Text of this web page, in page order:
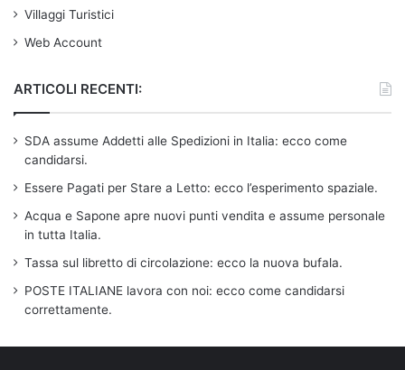
Villaggi Turistici
Web Account
ARTICOLI RECENTI:
SDA assume Addetti alle Spedizioni in Italia: ecco come
candidarsi.
Essere Pagati per Stare a Letto: ecco l’esperimento spaziale.
Acqua e Sapone apre nuovi punti vendita e assume personale
in tutta Italia.
Tassa sul libretto di circolazione: ecco la nuova bufala.
POSTE ITALIANE lavora con noi: ecco come candidarsi
correttamente.